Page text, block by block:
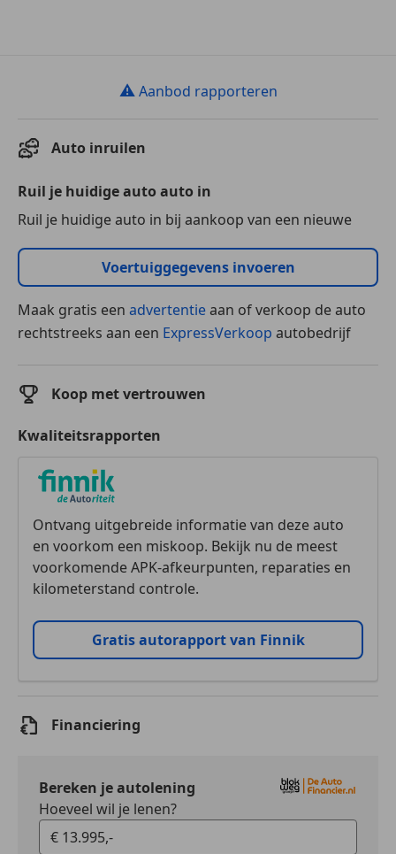
⚠ Aanbod rapporteren
Auto inruilen
Ruil je huidige auto auto in
Ruil je huidige auto in bij aankoop van een nieuwe
Voertuiggegevens invoeren
Maak gratis een advertentieaan of verkoop de auto
rechtstreeks aan een ExpressVerkoop autobedrijf
Koop met vertrouwen
Kwaliteitsrapporten
Ontvang uitgebreide informatie van deze auto
en voorkom een miskoop. Bekijk nu de meest
voorkomende APK-afkeurpunten, reparaties en
kilometerstand controle.
Gratis autorapport van Finnik
Financiering
Bereken je autolening
Hoeveel wil je lenen?